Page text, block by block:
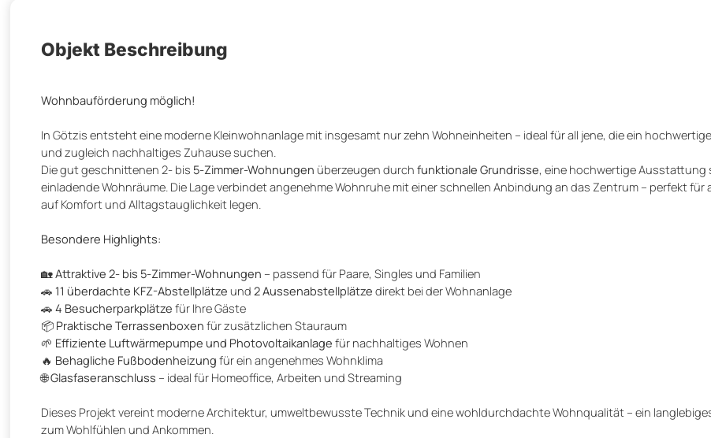
Objekt Beschreibung
Wohnbauförderung möglich!
In Götzis entsteht eine moderne Kleinwohnanlage mit insgesamt nur zehn Wohneinheiten – ideal für all jene, die ein
und zugleich nachhaltiges Zuhause suchen.
Die gut geschnittenen 2- bis 5-Zimmer-Wohnungen überzeugen durch funktionale Grundrisse, eine hochwertige Ausstattung
einladende Wohnräume. Die Lage verbindet angenehme Wohnruhe mit einer schnellen Anbindung an das Zentrum – perfekt für
auf Komfort und Alltagstauglichkeit legen.
Besondere Highlights:
🏡Attraktive 2- bis 5-Zimmer-Wohnungen – passend für Paare, Singles und Familien
🚗 11 überdachte KFZ-Abstellplätze und 2 Aussenabstellplätze direkt bei der Wohnanlage
🚗 4 Besucherparkplätze für Ihre Gäste
📦 Praktische Terrassenboxen für zusätzlichen Stauraum
🌱 Effiziente Luftwärmepumpe und Photovoltaikanlage für nachhaltiges Wohnen
🔥 Behagliche Fußbodenheizung für ein angenehmes Wohnklima
🌐Glasfaseranschluss – ideal für Homeoffice, Arbeiten und Streaming
Dieses Projekt vereint moderne Architektur, umweltbewusste Technik und eine wohldurchdachte Wohnqualität – ein
zum Wohlfühlen und Ankommen.